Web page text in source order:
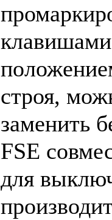
строя,
заменить
FSE
для